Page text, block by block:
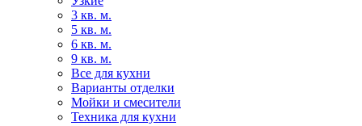
3 кв. м.
5 кв. м.
6 кв. м.
9 кв. м.
Все для кухни
Варианты отделки
Мойки и смесители
Техника для кухни